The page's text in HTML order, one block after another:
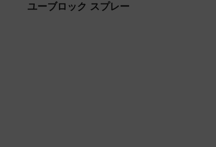
ユーブロック スプレー